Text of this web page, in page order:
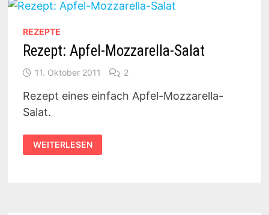
REZEPTE
Rezept: Apfel-Mozzarella-Salat
11. Oktober 2011 2
Rezept eines einfach Apfel-Mozzarella-
Salat.
REZEPT:
APFEL-
MOZZARELLA-
WEITERLESEN